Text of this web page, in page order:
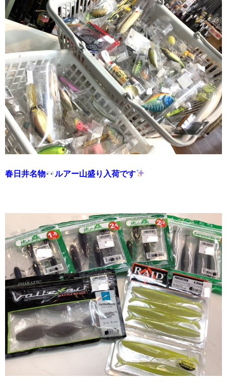
春日井名物 ルアー山盛り入荷です